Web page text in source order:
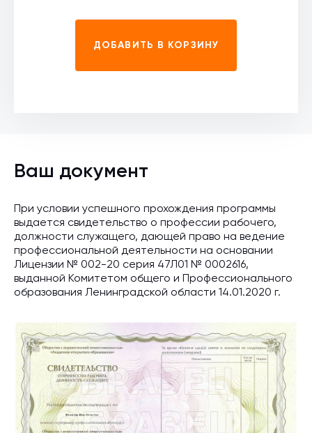
ДОБАВИТЬ В КОРЗИНУ
Ваш документ
При условии успешного прохождения программы
выдается свидетельство о профессии рабочего,
должности служащего, дающей право на ведение
профессиональной деятельности на основании
Лицензии № 002-20 серия 47Л01 № 0002616,
выданной Комитетом общего и Профессионального
образования Ленинградской области 14.01.2020 г.